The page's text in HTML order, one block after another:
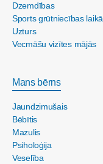
Dzemdības
Sports grūtniecības laikā
Uzturs
Vecmāšu vizītes mājās
Mans bērns
Jaundzimušais
Bēbītis
Mazulis
Psiholoģija
Veselība